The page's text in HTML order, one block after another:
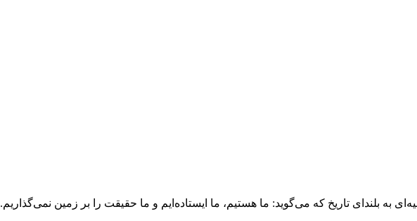
به بلندای تاریخ که می‌گوید: ما هستیم، ما ایستاده‌ایم و ما حقیقت را بر زمین نمی‌گذاریم.